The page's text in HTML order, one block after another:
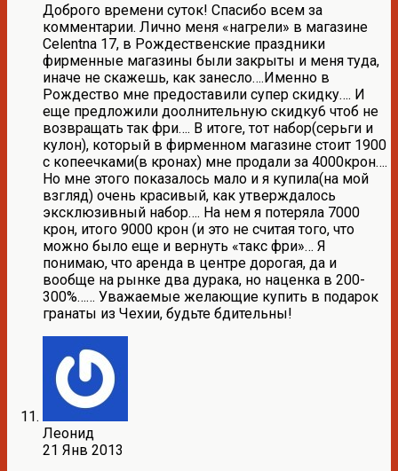
Доброго времени суток! Спасибо всем за
комментарии. Лично меня «нагрели» в магазине
Celentna 17, в Рождественские праздники
фирменные магазины были закрыты и меня туда,
иначе не скажешь, как занесло….Именно в
Рождество мне предоставили супер скидку…. И
еще предложили доолнительную скидку6 чтоб не
возвращать так фри…. В итоге, тот набор(серьги и
кулон), который в фирменном магазине стоит 1900
с копеечками(в кронах) мне продали за 4000крон….
Но мне этого показалось мало и я купила(на мой
взгляд) очень красивый, как утверждалось
эксклюзивный набор…. На нем я потеряла 7000
крон, итого 9000 крон (и это не считая того, что
можно было еще и вернуть «такс фри»… Я
понимаю, что аренда в центре дорогая, да и
вообще на рынке два дурака, но наценка в 200-
300%…… Уважаемые желающие купить в подарок
гранаты из Чехии, будьте бдительны!
Леонид
21 Янв 2013